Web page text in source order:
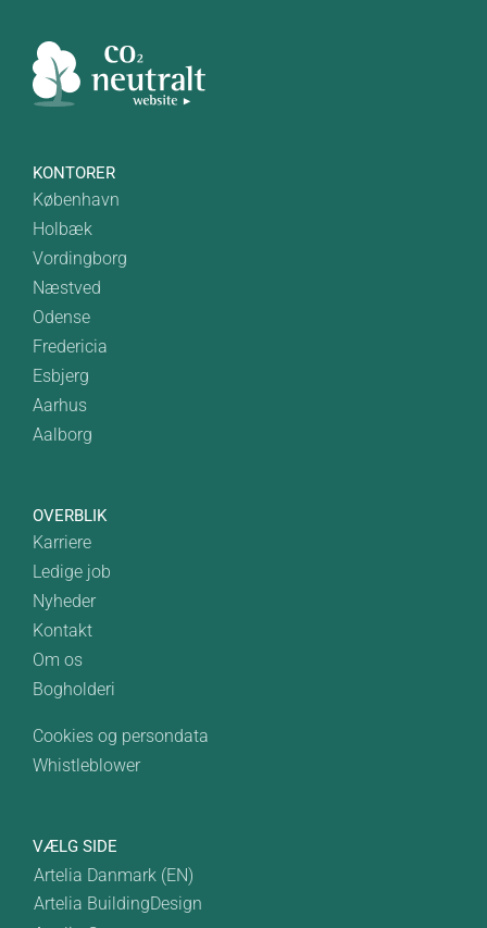
KONTORER
København
Holbæk
Vordingborg
Næstved
Odense
Fredericia
Esbjerg
Aarhus
Aalborg
OVERBLIK
Karriere
Ledige job
Nyheder
Kontakt
Om os
Bogholderi
Cookies og persondata
Whistleblower
VÆLG SIDE
Artelia Danmark (EN)
Artelia BuildingDesign